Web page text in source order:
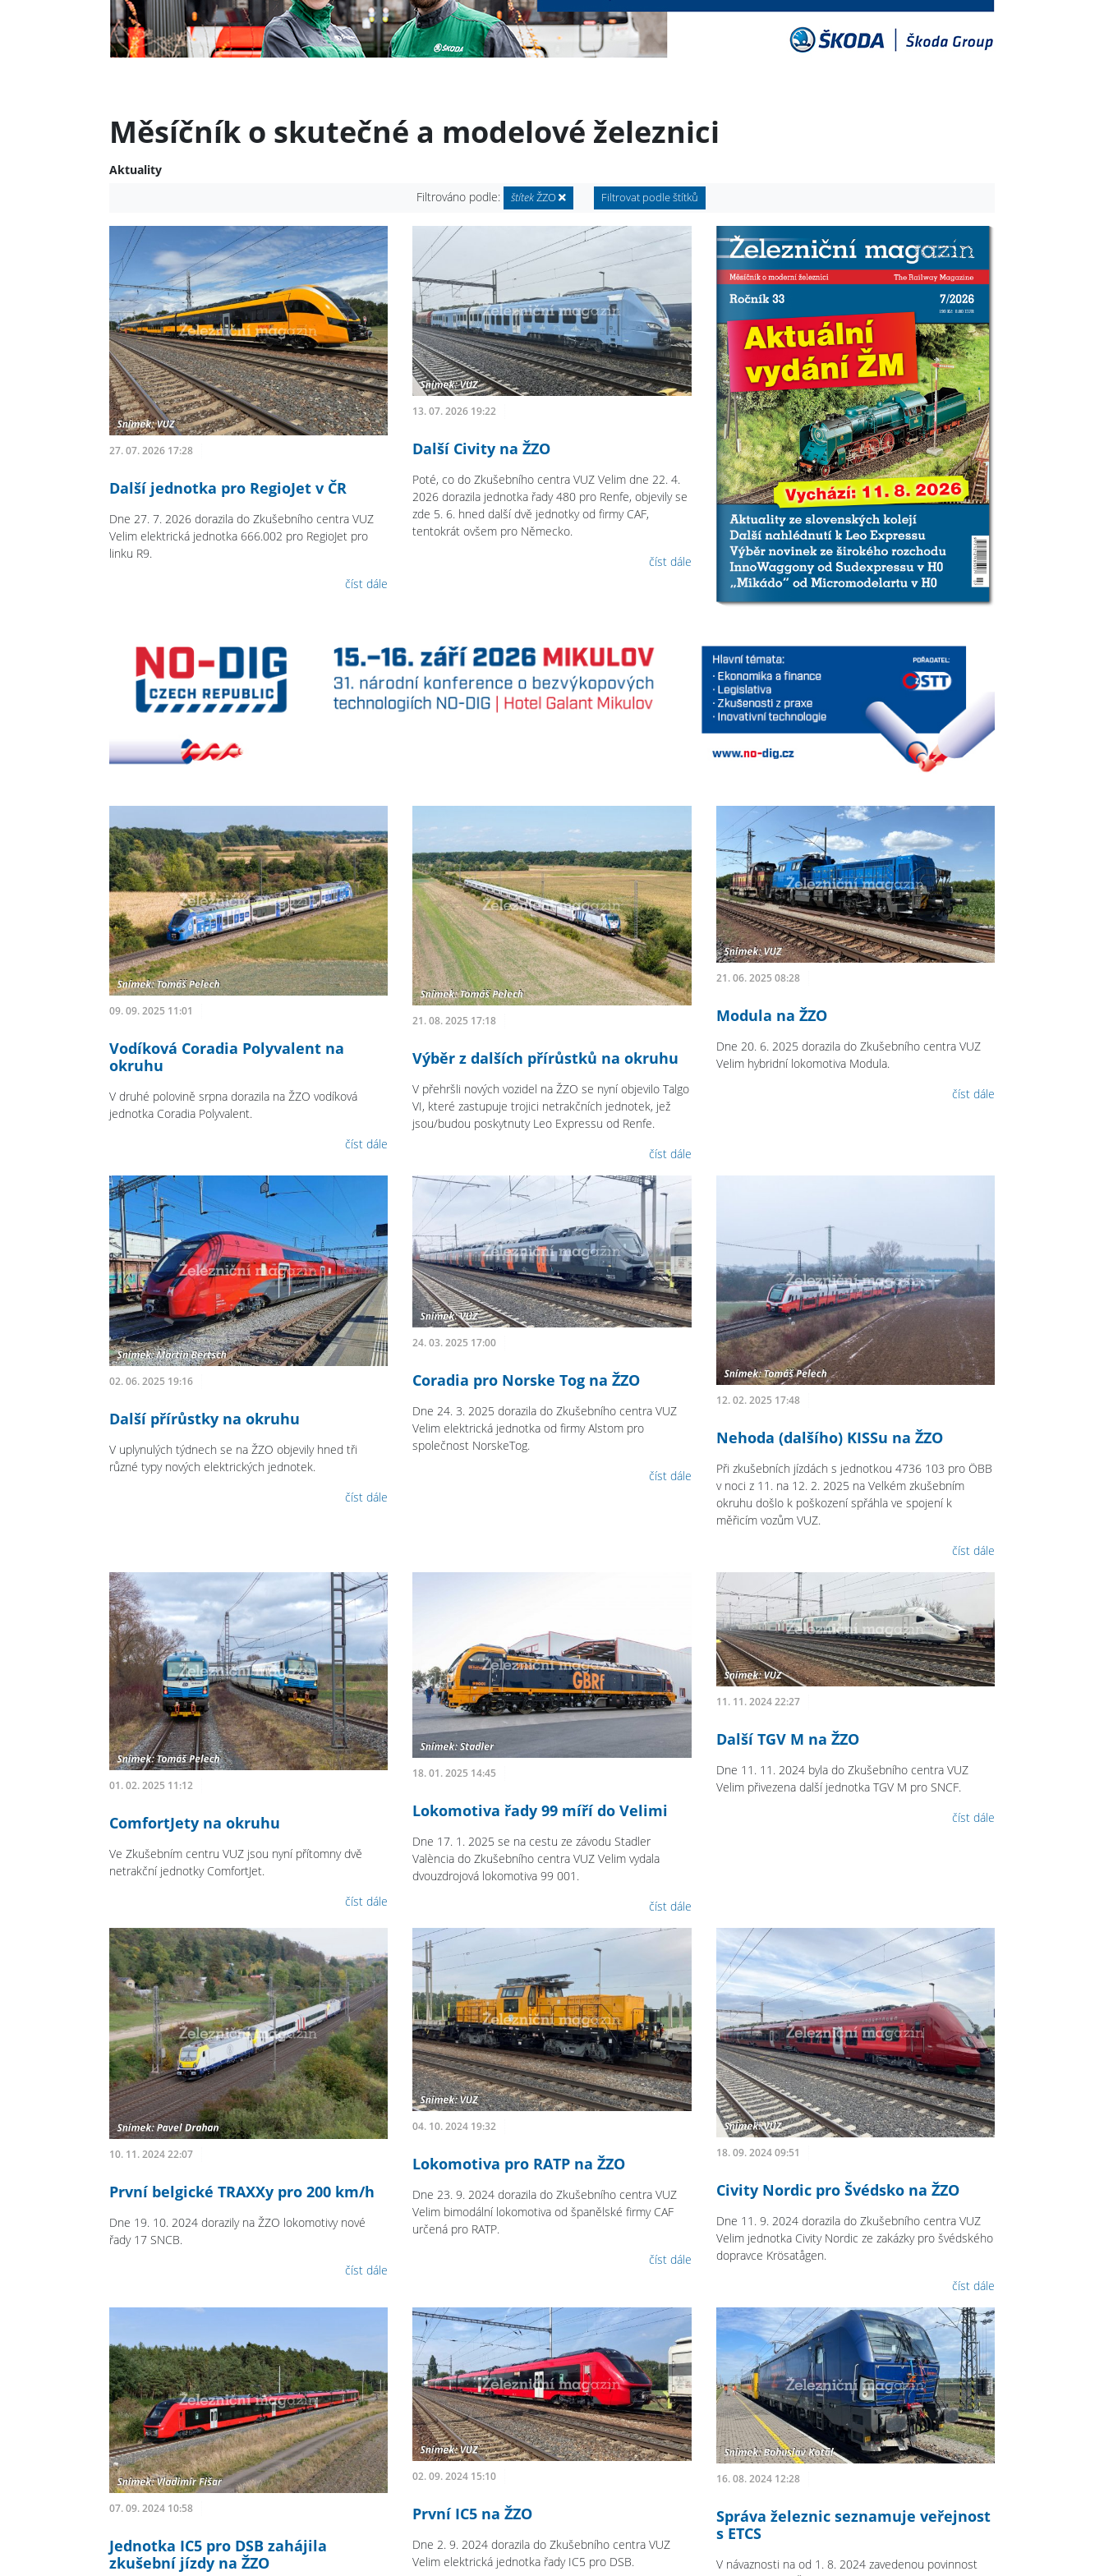
Měsíčník o skutečné a modelové železnici
Aktuality
Filtrováno podle:
štítekŽZO Filtrovat podle štítků
27. 07. 2026 17:28
Další jednotka pro RegioJet v ČR
Dne 27. 7. 2026 dorazila do Zkušebního centra VUZ
Velim elektrická jednotka 666.002 pro RegioJet pro
linku R9.
číst dále
13. 07. 2026 19:22
Další Civity na ŽZO
Poté, co do Zkušebního centra VUZ Velim dne 22. 4.
2026 dorazila jednotka řady 480 pro Renfe, objevily se
zde 5. 6. hned další dvě jednotky od firmy CAF,
tentokrát ovšem pro Německo.
číst dále
09. 09. 2025 11:01
Vodíková Coradia Polyvalent na
okruhu
V druhé polovině srpna dorazila na ŽZO vodíková
jednotka Coradia Polyvalent.
číst dále
21. 08. 2025 17:18
Výběr z dalších přírůstků na okruhu
V přehršli nových vozidel na ŽZO se nyní objevilo Talgo
VI, které zastupuje trojici netrakčních jednotek, jež
jsou/budou poskytnuty Leo Expressu od Renfe.
číst dále
21. 06. 2025 08:28
Modula na ŽZO
Dne 20. 6. 2025 dorazila do Zkušebního centra VUZ
Velim hybridní lokomotiva Modula.
číst dále
02. 06. 2025 19:16
Další přírůstky na okruhu
V uplynulých týdnech se na ŽZO objevily hned tři
různé typy nových elektrických jednotek.
číst dále
24. 03. 2025 17:00
Coradia pro Norske Tog na ŽZO
Dne 24. 3. 2025 dorazila do Zkušebního centra VUZ
Velim elektrická jednotka od firmy Alstom pro
společnost NorskeTog.
číst dále
12. 02. 2025 17:48
Nehoda (dalšího) KISSu na ŽZO
Při zkušebních jízdách s jednotkou 4736 103 pro ÖBB
v noci z 11. na 12. 2. 2025 na Velkém zkušebním
okruhu došlo k poškození spřáhla ve spojení k
měřicím vozům VUZ.
číst dále
01. 02. 2025 11:12
ComfortJety na okruhu
Ve Zkušebním centru VUZ jsou nyní přítomny dvě
netrakční jednotky ComfortJet.
číst dále
18. 01. 2025 14:45
Lokomotiva řady 99 míří do Velimi
Dne 17. 1. 2025 se na cestu ze závodu Stadler
València do Zkušebního centra VUZ Velim vydala
dvouzdrojová lokomotiva 99 001.
číst dále
11. 11. 2024 22:27
Další TGV M na ŽZO
Dne 11. 11. 2024 byla do Zkušebního centra VUZ
Velim přivezena další jednotka TGV M pro SNCF.
číst dále
10. 11. 2024 22:07
První belgické TRAXXy pro 200 km/h
Dne 19. 10. 2024 dorazily na ŽZO lokomotivy nové
řady 17 SNCB.
číst dále
04. 10. 2024 19:32
Lokomotiva pro RATP na ŽZO
Dne 23. 9. 2024 dorazila do Zkušebního centra VUZ
Velim bimodální lokomotiva od španělské firmy CAF
určená pro RATP.
číst dále
18. 09. 2024 09:51
Civity Nordic pro Švédsko na ŽZO
Dne 11. 9. 2024 dorazila do Zkušebního centra VUZ
Velim jednotka Civity Nordic ze zakázky pro švédského
dopravce Krösatågen.
číst dále
07. 09. 2024 10:58
Jednotka IC5 pro DSB zahájila
zkušební jízdy na ŽZO
02. 09. 2024 15:10
První IC5 na ŽZO
Dne 2. 9. 2024 dorazila do Zkušebního centra VUZ
Velim elektrická jednotka řady IC5 pro DSB.
16. 08. 2024 12:28
Správa železnic seznamuje veřejnost
s ETCS
V návaznosti na od 1. 8. 2024 zavedenou povinnost